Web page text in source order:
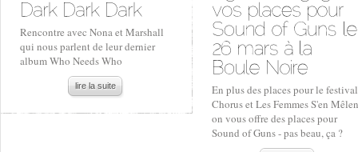
Rencontre avec Nona et Marshall
qui nous parlent de leur dernier
album Who Needs Who
lire la suite
En plus des places pour le festival
Chorus et Les Femmes S'en
on vous offre des places pour
Sound of Guns - pas beau, ça ?